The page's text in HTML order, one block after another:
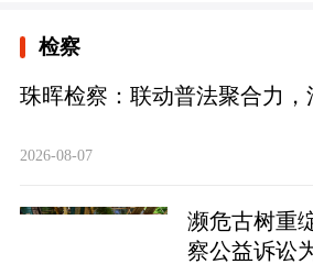
检察
珠晖检察：联动普法聚合力
2026-08-07
濒危古树重
察公益诉讼